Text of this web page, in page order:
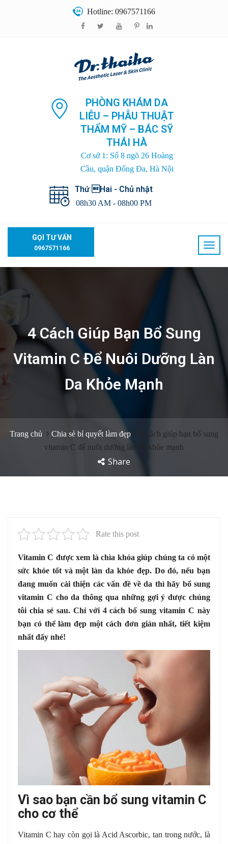
Hotline: 0967571166
PHÒNG KHÁM DA
LIỄU – PHẪU THUẬT
THẨM MỸ – BÁC SỸ
THÁI HÀ
Cơ sở 1: Số 8 ngõ 26 Hoàng
Cầu, quận Đống Đa, Hà Nội
Thứ Hai - Chủ nhật
08h30 AM - 08h00 PM
GỌI TƯ VẤN
0967571166
4 Cách Giúp Bạn Bổ Sung
Vitamin C Để Nuôi Dưỡng Làn
Da Khỏe Mạnh
Trang chủ Chia sẻ bí quyết làm đẹp
4 cách giúp bạn bổ sung
vitamin C để nuôi dưỡng làn da khỏe mạnh
Share
Rate this post
Vitamin C được xem là chìa khóa giúp chúng ta có một
sức khỏe tốt và một làn da khỏe đẹp. Do đó, nếu bạn
đang muốn cải thiện các vấn đề về da thì hãy bổ sung
vitamin C cho da thông qua những gợi ý được chúng
tôi chia sẻ sau. Chỉ với 4 cách bổ sung vitamin C này
bạn có thể làm đẹp một cách đơn giản nhất, tiết kiệm
nhất đấy nhé!
Vì sao bạn cần bổ sung vitamin C
cho cơ thể
Vitamin C hay còn gọi là Acid Ascorbic, tan trong nước, là